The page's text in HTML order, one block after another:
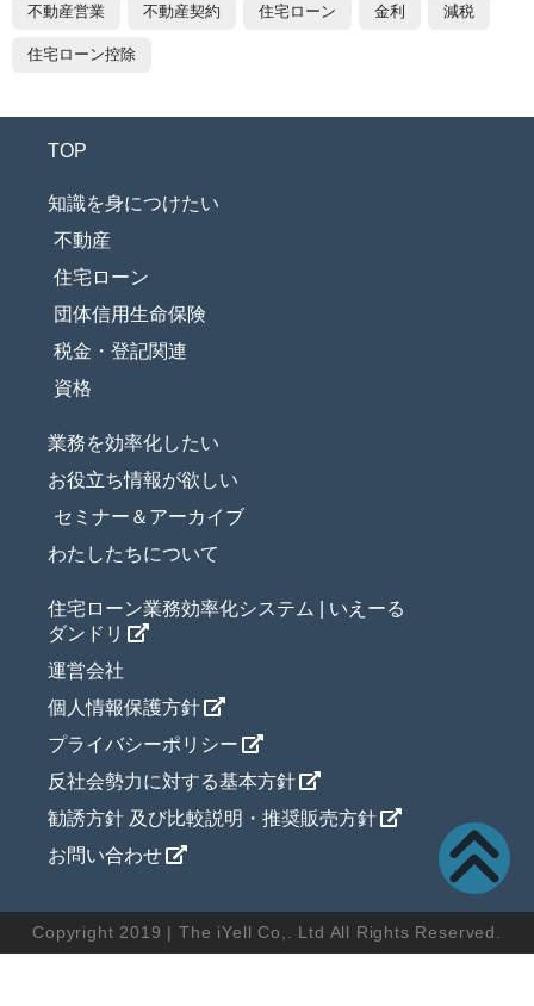
不動産営業 不動産契約 住宅ローン 金利 減税
住宅ローン控除
TOP
知識を身につけたい
不動産
住宅ローン
団体信用生命保険
税金・登記関連
資格
業務を効率化したい
お役立ち情報が欲しい
セミナー＆アーカイブ
わたしたちについて
住宅ローン業務効率化システム | いえーる
ダンドリ
運営会社
個人情報保護方針
プライバシーポリシー
反社会勢力に対する基本方針
勧誘方針 及び比較説明・推奨販売方針
お問い合わせ
Copyright 2019 | The iYell Co,. Ltd All Rights Reserved.